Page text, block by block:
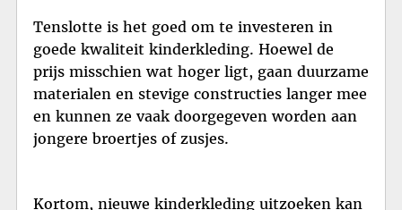
Tenslotte is het goed om te investeren in
goede kwaliteit kinderkleding. Hoewel de
prijs misschien wat hoger ligt, gaan duurzame
materialen en stevige constructies langer mee
en kunnen ze vaak doorgegeven worden aan
jongere broertjes of zusjes.
Kortom, nieuwe kinderkleding uitzoeken kan